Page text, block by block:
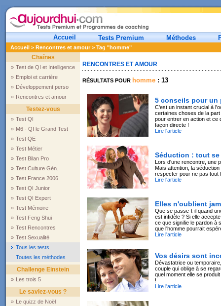
Accueil Tests Premium Méthodes
Accueil > Rencontres et amour > Tag "homme"
Chaînes
» Test de QI et Intelligence
» Emploi et carrière
» Développement perso
» Rencontres et amour
Testez-vous
» Test QI
» M6 - QI le Grand Test
» Test QE
» Test Métier
» Test Bilan Pro
» Test Culture Gén.
» Test France 2006
» Test QI Junior
» Test QI Expert
» Test Mémoire
» Test Feng Shui
» Test Rencontres
» Test Sexualité
Tous les tests
Toutes les méthodes
Challenge Einstein
» Les trois 5
Le saviez-vous ?
» Le quizz de Noël
RENCONTRES ET AMOUR
RÉSULTATS POUR homme : 13
5 conseils pour un
C'est un instant crucial à
certaines choses de la
pour entrer en action et ce
façon directe !
Lire l'article
Séduction : tout
Lors d'une rencontre, une
Mais attention, la
respecter pour ne pas tout
Lire l'article
Elles n'oublient
Que se passe-t-il quand
est infidèle ? Si elle
ce que signifie le pardon à
que l'homme pourrait
Lire l'article
Vos désirs sont
Dévastatrice ou
couple qui oblige à se
quel moment elle se
!
Lire l'article